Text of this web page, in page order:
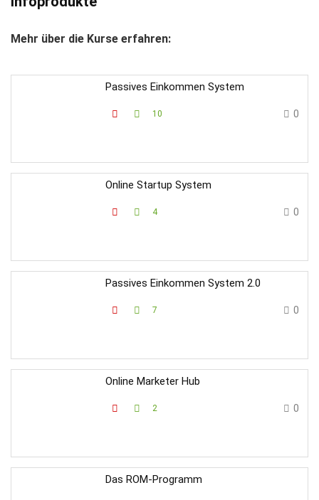
Mehr über die Kurse erfahren:
Passives Einkommen System
10 0
Online Startup System
4 0
Passives Einkommen System 2.0
7 0
Online Marketer Hub
2 0
Das ROM-Programm